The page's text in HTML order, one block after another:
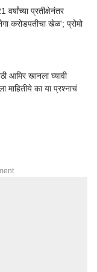
प्रतीक्षेनंतर
करोडपतीचा खेळ'; प्रोमो
आमिर खानला घ्यावी
माहितीये का या प्रश्नाचं